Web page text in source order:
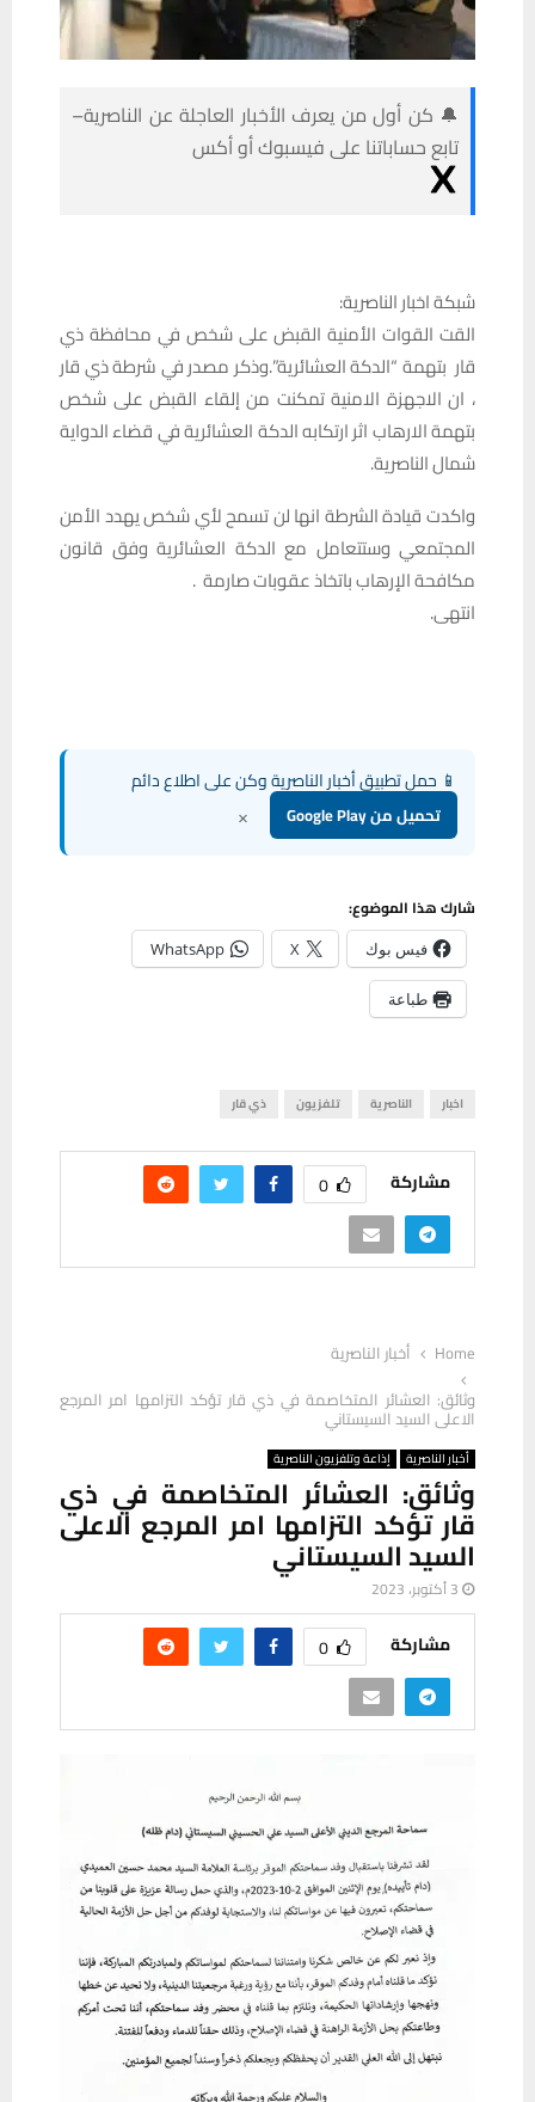
🔔 كن أول من يعرف الأخبار العاجلة عن الناصرية–
تابع حساباتنا على فيسبوك أو أكس
شبكة اخبار الناصرية:
القت القوات الأمنية القبض على شخص في محافظة ذي
قار بتهمة “الدكة العشائرية”. وذكر مصدر في شرطة ذي قار
، ان الاجهزة الامنية تمكنت من إلقاء القبض على شخص
بتهمة الارهاب اثر ارتكابه الدكة العشائرية في قضاء الدواية
شمال الناصرية.
واكدت قيادة الشرطة انها لن تسمح لأي شخص يهدد الأمن
المجتمعي وستتعامل مع الدكة العشائرية وفق قانون
مكافحة الإرهاب باتخاذ عقوبات صارمة .
انتهى.
📱 حمل تطبيق أخبار الناصرية وكن على اطلاع دائم
تحميل من Google Play ×
شارك هذا الموضوع:
فيس بوك X
WhatsApp
طباعة
اخبار الناصرية تلفزيون ذي قار
مشاركة 0
Home
أخبار الناصرية
وثائق: العشائر المتخاصمة في ذي قار تؤكد التزامها امر المرجع
الاعلى السيد السيستاني
أخبار الناصرية إذاعة وتلفزيون الناصرية
وثائق: العشائر المتخاصمة في ذي
قار تؤكد التزامها امر المرجع الاعلى
السيد السيستاني
3 أكتوبر، 2023
مشاركة 0